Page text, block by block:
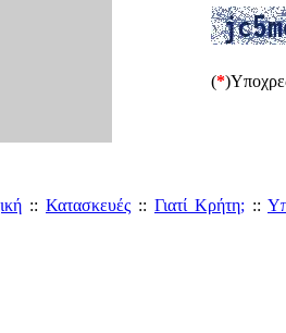
(*
:: Κατασκευές :: Γιατί Κρήτη; ::